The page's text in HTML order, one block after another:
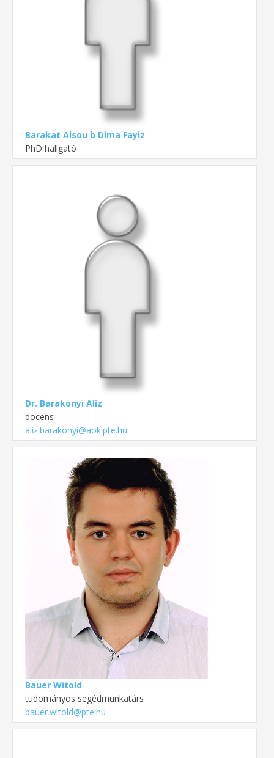
Barakat Alsou b Dima Fayiz
PhD hallgató
Dr. Barakonyi Alíz
docens
aliz.barakonyi@aok.pte.hu
Bauer Witold
tudományos segédmunkatárs
bauer.witold@pte.hu